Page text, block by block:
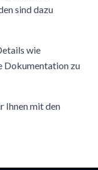
sind dazu
wie
Dokumentation zu
Ihnen mit den